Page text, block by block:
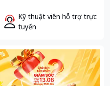
Kỹ thuật viên hỗ trợ trực
tuyến